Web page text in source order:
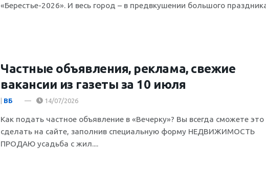
«Берестье-2026». И весь город – в предвкушении большого
Частные объявления, реклама, свежие
вакансии из газеты за 10 июля
| ВБ 14/07/2026
Как подать частное объявление в «Вечерку»? Вы всегда сможете это
сделать на сайте, заполнив специальную форму НЕДВИЖИМОСТЬ
ПРОДАЮ усадьба с жил....